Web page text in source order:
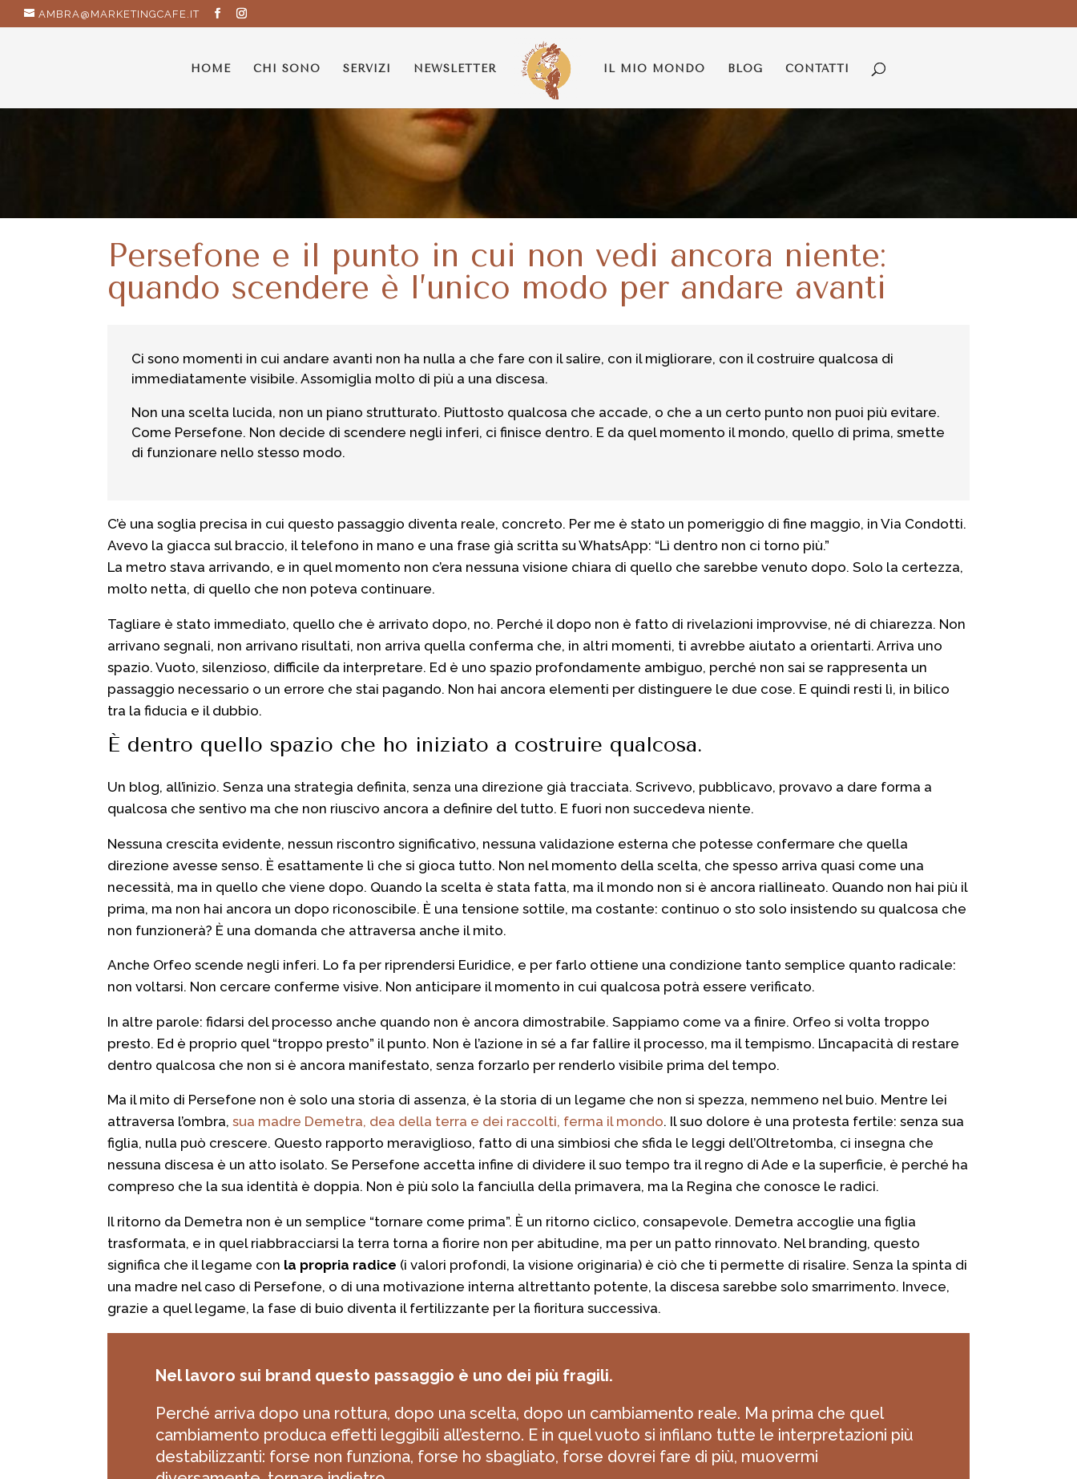
AMBRA@MARKETINGCAFE.IT
HOME CHI SONO SERVIZI NEWSLETTER IL MIO MONDO BLOG CONTATTI
Persefone e il punto in cui non vedi ancora niente:
quando scendere è l’unico modo per andare avanti
Ci sono momenti in cui andare avanti non ha nulla a che fare con il salire, con il migliorare, con il costruire qualcosa di
immediatamente visibile. Assomiglia molto di più a una discesa.
Non una scelta lucida, non un piano strutturato. Piuttosto qualcosa che accade, o che a un certo punto non puoi più evitare.
Come Persefone. Non decide di scendere negli inferi, ci finisce dentro. E da quel momento il mondo, quello di prima, smette
di funzionare nello stesso modo.
C’è una soglia precisa in cui questo passaggio diventa reale, concreto. Per me è stato un pomeriggio di fine maggio, in Via Condotti.
Avevo la giacca sul braccio, il telefono in mano e una frase già scritta su WhatsApp: “Lì dentro non ci torno più.”
La metro stava arrivando, e in quel momento non c’era nessuna visione chiara di quello che sarebbe venuto dopo. Solo la certezza,
molto netta, di quello che non poteva continuare.
Tagliare è stato immediato, quello che è arrivato dopo, no. Perché il dopo non è fatto di rivelazioni improvvise, né di chiarezza. Non
arrivano segnali, non arrivano risultati, non arriva quella conferma che, in altri momenti, ti avrebbe aiutato a orientarti. Arriva uno
spazio. Vuoto, silenzioso, difficile da interpretare. Ed è uno spazio profondamente ambiguo, perché non sai se rappresenta un
passaggio necessario o un errore che stai pagando. Non hai ancora elementi per distinguere le due cose. E quindi resti lì, in bilico
tra la fiducia e il dubbio.
È dentro quello spazio che ho iniziato a costruire qualcosa.
Un blog, all’inizio. Senza una strategia definita, senza una direzione già tracciata. Scrivevo, pubblicavo, provavo a dare forma a
qualcosa che sentivo ma che non riuscivo ancora a definire del tutto. E fuori non succedeva niente.
Nessuna crescita evidente, nessun riscontro significativo, nessuna validazione esterna che potesse confermare che quella
direzione avesse senso. È esattamente lì che si gioca tutto. Non nel momento della scelta, che spesso arriva quasi come una
necessità, ma in quello che viene dopo. Quando la scelta è stata fatta, ma il mondo non si è ancora riallineato. Quando non hai più il
prima, ma non hai ancora un dopo riconoscibile. È una tensione sottile, ma costante: continuo o sto solo insistendo su qualcosa che
non funzionerà? È una domanda che attraversa anche il mito.
Anche Orfeo scende negli inferi. Lo fa per riprendersi Euridice, e per farlo ottiene una condizione tanto semplice quanto radicale:
non voltarsi. Non cercare conferme visive. Non anticipare il momento in cui qualcosa potrà essere verificato.
In altre parole: fidarsi del processo anche quando non è ancora dimostrabile. Sappiamo come va a finire. Orfeo si volta troppo
presto. Ed è proprio quel “troppo presto” il punto. Non è l’azione in sé a far fallire il processo, ma il tempismo. L’incapacità di restare
dentro qualcosa che non si è ancora manifestato, senza forzarlo per renderlo visibile prima del tempo.
Ma il mito di Persefone non è solo una storia di assenza, è la storia di un legame che non si spezza, nemmeno nel buio. Mentre lei
attraversa l’ombra,sua madre Demetra, dea della terra e dei raccolti, ferma il mondo. Il suo dolore è una protesta fertile: senza sua
figlia, nulla può crescere. Questo rapporto meraviglioso, fatto di una simbiosi che sfida le leggi dell’Oltretomba, ci insegna che
nessuna discesa è un atto isolato. Se Persefone accetta infine di dividere il suo tempo tra il regno di Ade e la superficie, è perché ha
compreso che la sua identità è doppia. Non è più solo la fanciulla della primavera, ma la Regina che conosce le radici.
Il ritorno da Demetra non è un semplice “tornare come prima”. È un ritorno ciclico, consapevole. Demetra accoglie una figlia
trasformata, e in quel riabbracciarsi la terra torna a fiorire non per abitudine, ma per un patto rinnovato. Nel branding, questo
significa che il legame con la propria radice (i valori profondi, la visione originaria) è ciò che ti permette di risalire. Senza la spinta di
una madre nel caso di Persefone, o di una motivazione interna altrettanto potente, la discesa sarebbe solo smarrimento. Invece,
grazie a quel legame, la fase di buio diventa il fertilizzante per la fioritura successiva.
Nel lavoro sui brand questo passaggio è uno dei più fragili.
Perché arriva dopo una rottura, dopo una scelta, dopo un cambiamento reale. Ma prima che quel
cambiamento produca effetti leggibili all’esterno. E in quel vuoto si infilano tutte le interpretazioni più
destabilizzanti: forse non funziona, forse ho sbagliato, forse dovrei fare di più, muovermi